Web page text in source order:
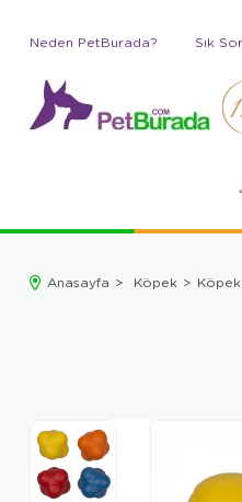
Neden PetBurada? Sık
Anasayfa Köpek